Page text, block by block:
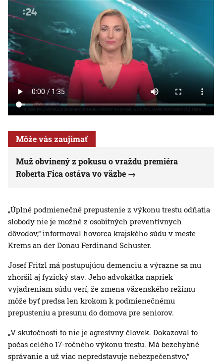
Môže vás zaujímať
Muž obvinený z pokusu o vraždu premiéra
Roberta Fica ostáva vo väzbe
„Úplné podmienečné prepustenie z výkonu trestu odňatia
slobody nie je možné z osobitných preventívnych
dôvodov,“ informoval hovorca krajského súdu v meste
Krems an der Donau Ferdinand Schuster.
Josef Fritzl má postupujúcu demenciu a výrazne sa mu
zhoršil aj fyzický stav. Jeho advokátka napriek
vyjadreniam súdu verí, že zmena väzenského režimu
môže byť predsa len krokom k podmienečnému
prepusteniu a presunu do domova pre seniorov.
„V skutočnosti to nie je agresívny človek. Dokazoval to
počas celého 17-ročného výkonu trestu. Má bezchybné
správanie a už viac nepredstavuje nebezpečenstvo,“